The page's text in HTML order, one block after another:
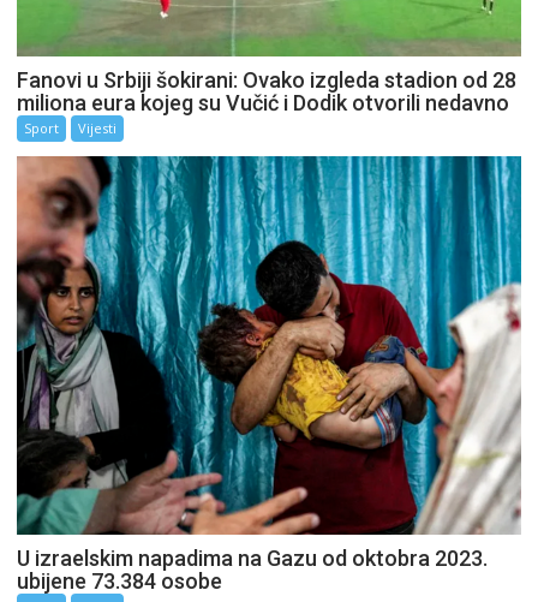
Fanovi u Srbiji šokirani: Ovako izgleda stadion od 28
miliona eura kojeg su Vučić i Dodik otvorili nedavno
Sport Vijesti
U izraelskim napadima na Gazu od oktobra 2023.
ubijene 73.384 osobe